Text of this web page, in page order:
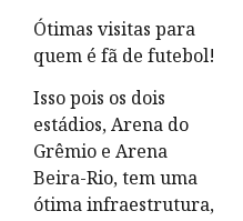
Ótimas visitas para
quem é fã de futebol!
Isso pois os dois
estádios, Arena do
Grêmio e Arena
Beira-Rio, tem uma
ótima infraestrutura,